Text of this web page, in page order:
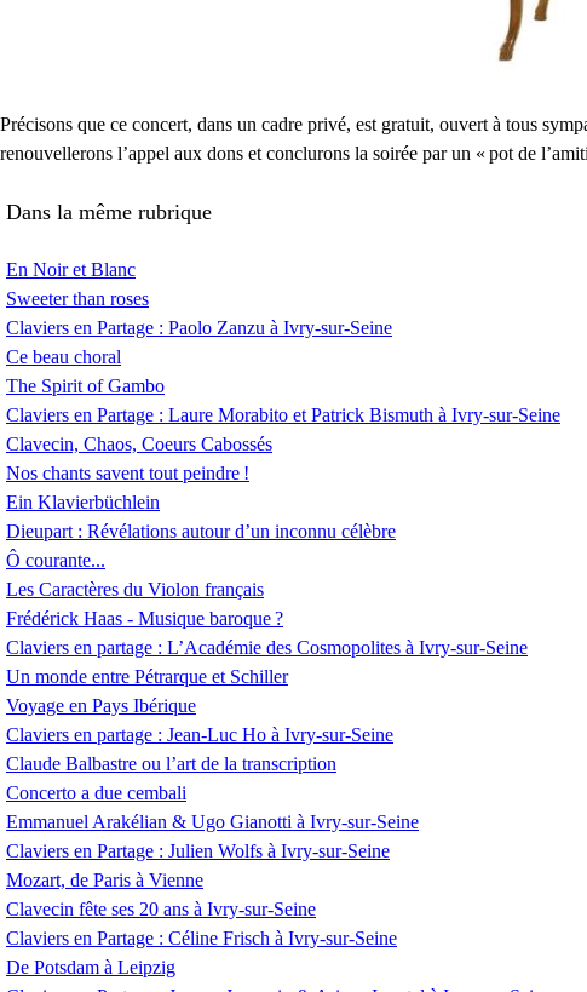
Précisons que ce concert, dans un cadre privé, est gratuit, ouvert à tous
renouvellerons l’appel aux dons et conclurons la soirée par un « pot de
Dans la même rubrique
En Noir et Blanc
Sweeter than roses
Claviers en Partage : Paolo Zanzu à Ivry-sur-Seine
Ce beau choral
The Spirit of Gambo
Claviers en Partage : Laure Morabito et Patrick Bismuth à Ivry-sur-Seine
Clavecin, Chaos, Coeurs Cabossés
Nos chants savent tout peindre !
Ein Klavierbüchlein
Dieupart : Révélations autour d’un inconnu célèbre
Ô courante...
Les Caractères du Violon français
Frédérick Haas - Musique baroque?
Claviers en partage : L’Académie des Cosmopolites à Ivry-sur-Seine
Un monde entre Pétrarque et Schiller
Voyage en Pays Ibérique
Claviers en partage : Jean-Luc Ho à Ivry-sur-Seine
Claude Balbastre ou l’art de la transcription
Concerto a due cembali
Emmanuel Arakélian & Ugo Gianotti à Ivry-sur-Seine
Claviers en Partage : Julien Wolfs à Ivry-sur-Seine
Mozart, de Paris à Vienne
Clavecin fête ses 20 ans à Ivry-sur-Seine
Claviers en Partage : Céline Frisch à Ivry-sur-Seine
De Potsdam à Leipzig